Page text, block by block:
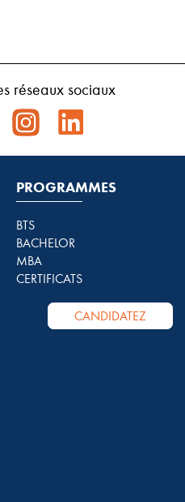
réseaux sociaux
PROGRAMMES
BTS
BACHELOR
MBA
CERTIFICATS
CANDIDATEZ